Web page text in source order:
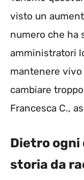
visto un
numero che ha
amministratori
mantenere
cambiare
Francesca C.,
Dietro ogni
storia da